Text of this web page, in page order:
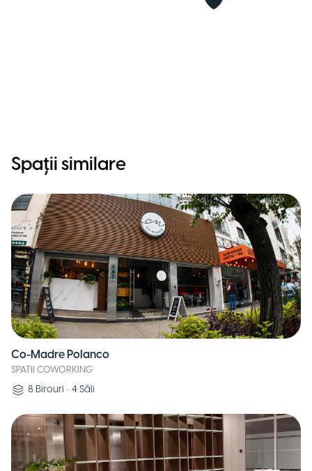
Spații similare
Co-Madre Polanco
SPATII COWORKING
8 Birouri • 4 Săli